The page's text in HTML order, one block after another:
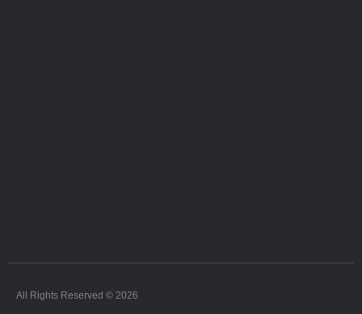
All Rights Reserved © 2026